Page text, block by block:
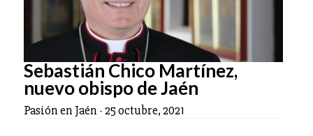
Sebastián Chico Martínez,
nuevo obispo de Jaén
Pasión en Jaén -25 octubre, 2021